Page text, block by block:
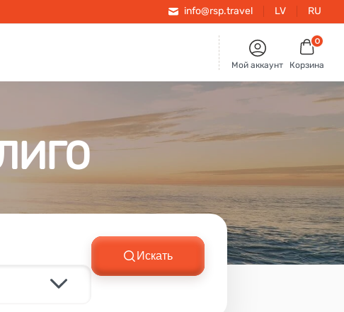
info@rsp.travel LV RU
Мой аккаунт
0
Корзина
Искать